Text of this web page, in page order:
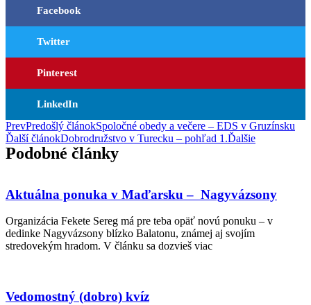
Facebook
Twitter
Pinterest
LinkedIn
PrevPredošlý článokSpoločné obedy a večere – EDS v Gruzínsku
Ďalší článokDobrodružstvo v Turecku – pohľad 1.Ďalšie
Podobné články
Aktuálna ponuka v Maďarsku – Nagyvázsony
Organizácia Fekete Sereg má pre teba opäť novú ponuku – v
dedinke Nagyvázsony blízko Balatonu, známej aj svojím
stredovekým hradom. V článku sa dozvieš viac
Vedomostný (dobro) kvíz